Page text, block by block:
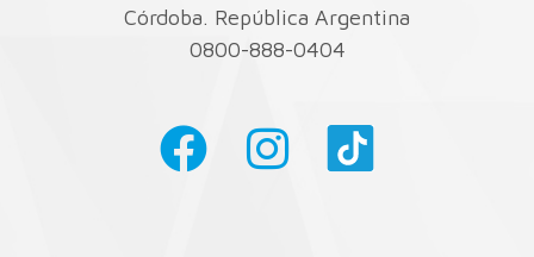
Córdoba. República Argentina
0800-888-0404